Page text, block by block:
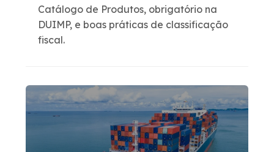
Catálogo de Produtos, obrigatório na
DUIMP, e boas práticas de classificação
fiscal.